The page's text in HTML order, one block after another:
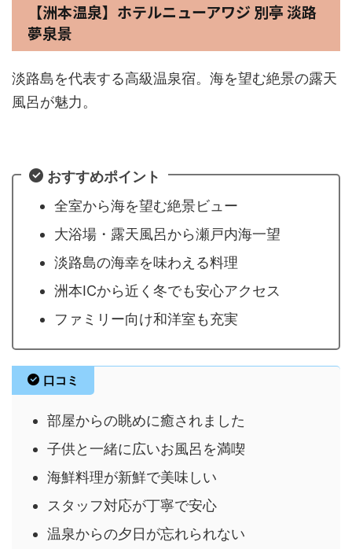
【洲本温泉】ホテルニューアワジ 別亭 淡路
夢泉景
淡路島を代表する高級温泉宿。海を望む絶景の露天
風呂が魅力。
おすすめポイント
全室から海を望む絶景ビュー
大浴場・露天風呂から瀬戸内海一望
淡路島の海幸を味わえる料理
洲本ICから近く冬でも安心アクセス
ファミリー向け和洋室も充実
口コミ
部屋からの眺めに癒されました
子供と一緒に広いお風呂を満喫
海鮮料理が新鮮で美味しい
スタッフ対応が丁寧で安心
温泉からの夕日が忘れられない